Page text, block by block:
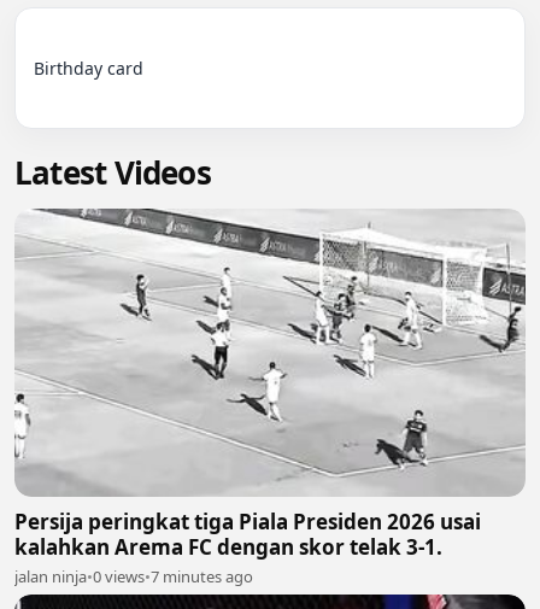
Birthday card
Latest Videos
Persija peringkat tiga Piala Presiden 2026 usai
kalahkan Arema FC dengan skor telak 3-1.
jalan ninja•0 views•7 minutes ago